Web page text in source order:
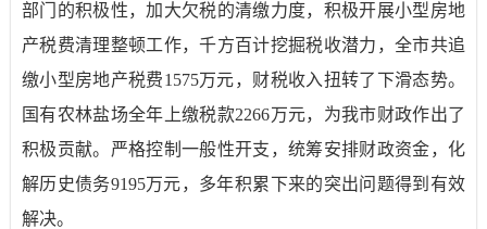
部门的积极性，加大欠税的清缴力度，积极开展小型房地
产税费清理整顿工作，千方百计挖掘税收潜力，全市共追
缴小型房地产税费1575万元，财税收入扭转了下滑态势。
国有农林盐场全年上缴税款2266万元，为我市财政作出了
积极贡献。严格控制一般性开支，统筹安排财政资金，化
解历史债务9195万元，多年积累下来的突出问题得到有效
解决。